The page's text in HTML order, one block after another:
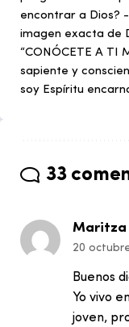
encontrar a Dios?
imagen exacta de
“CONÓCETE A TI
sapiente y
soy Espíritu
33
Maritza
20
Buenos
Yo vivo
joven,